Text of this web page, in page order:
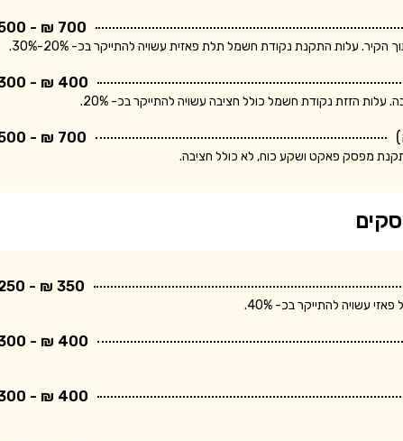
700 ₪ - 500 ₪
400 ₪ - 300 ₪
700 ₪ - 500 ₪
מפסק פאקט ושקע כוח, לא כולל חציבה.
350 ₪ - 250 ₪
עשויה להתייקר בכ- 40%.
400 ₪ - 300 ₪
400 ₪ - 300 ₪